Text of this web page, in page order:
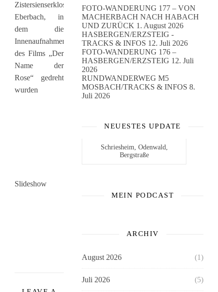
Zistersienserkloster
Eberbach, in
dem die
Innenaufnahmen
des Films „Der
Name der
Rose“ gedreht
wurden
Slideshow
FOTO-WANDERUNG 177 – VON
MACHERBACH NACH HABACH
UND ZURÜCK 1. August 2026
HASBERGEN/ERZSTEIG -
TRACKS & INFOS 12. Juli 2026
FOTO-WANDERUNG 176 –
HASBERGEN/ERZSTEIG 12. Juli
2026
RUNDWANDERWEG M5
MOSBACH/TRACKS & INFOS 8.
Juli 2026
NEUESTES UPDATE
Schriesheim, Odenwald,
Bergstraße
MEIN PODCAST
ARCHIV
August 2026 (1)
Juli 2026 (5)